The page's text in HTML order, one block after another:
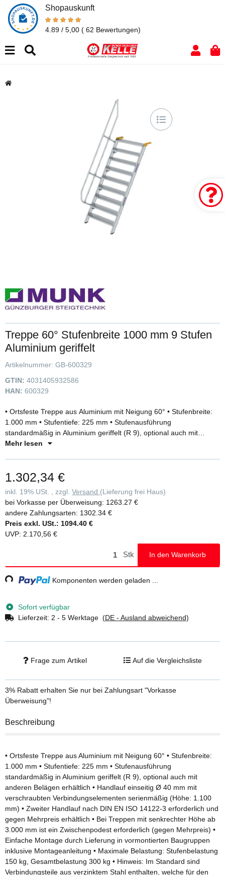
Shopauskunft
4.89 / 5,00 ( 62 Bewertungen)
Treppe 60° Stufenbreite 1000 mm 9 Stufen
Aluminium geriffelt
Artikelnummer: GB-600329
GTIN: 4031405932586
HAN: 600329
• Ortsfeste Treppe aus Aluminium mit Neigung 60° • Stufenbreite:
1.000 mm • Stufentiefe: 225 mm • Stufenausführung
standardmäßig in Aluminium geriffelt (R 9), optional auch mit
anderen Belägen erhältlich • Handlauf einseitig Ø 40 mm mit
gegen Mehrpreis erhältlich • Bei Treppen mit senkrechter Höhe ab
3.000 mm ist ein Zwischenpodest erforderlich (gegen Mehrpreis) •
Einfache Montage durch Lieferung in vormontierten Baugruppen
inklusive Montageanleitung • Maximale Belastung: Stufenbelastung
150 kg, Gesamtbelastung 300 kg • Hinweis: Im Standard sind
Verbindungsteile aus verzinktem Stahl enthalten, welche für den
Innenbereich geeignet sind. Gegen Mehrpreis können diese auch
Mehr lesen
1.302,34 €
inkl. 19% USt. , zzgl. Versand (Lieferung frei Haus)
bei Vorkasse per Überweisung: 1263.27 €
andere Zahlungsarten: 1302.34 €
Preis exkl. USt.: 1094.40 €
UVP: 2.170,56 €
Stk In den Warenkorb
Komponenten werden geladen ...
Sofort verfügbar
Lieferzeit: 2 - 5 Werktage (DE - Ausland abweichend)
Frage zum Artikel Auf die Vergleichsliste
3% Rabatt erhalten Sie nur bei Zahlungsart "Vorkasse
Überweisung"!
Beschreibung
• Ortsfeste Treppe aus Aluminium mit Neigung 60° • Stufenbreite:
1.000 mm • Stufentiefe: 225 mm • Stufenausführung
standardmäßig in Aluminium geriffelt (R 9), optional auch mit
anderen Belägen erhältlich • Handlauf einseitig Ø 40 mm mit
verschraubten Verbindungselementen serienmäßig (Höhe: 1.100
mm) • Zweiter Handlauf nach DIN EN ISO 14122-3 erforderlich und
gegen Mehrpreis erhältlich • Bei Treppen mit senkrechter Höhe ab
3.000 mm ist ein Zwischenpodest erforderlich (gegen Mehrpreis) •
Einfache Montage durch Lieferung in vormontierten Baugruppen
inklusive Montageanleitung • Maximale Belastung: Stufenbelastung
150 kg, Gesamtbelastung 300 kg • Hinweis: Im Standard sind
Verbindungsteile aus verzinktem Stahl enthalten, welche für den